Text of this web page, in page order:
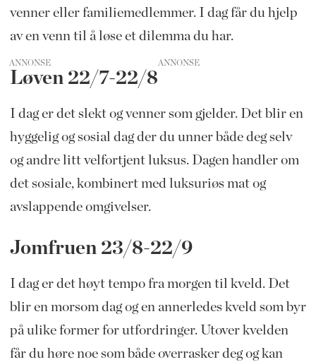
venner eller familiemedlemmer. I dag får du hjelp
av en venn til å løse et dilemma du har.
ANNONSE
Løven 22/7-22/8
I dag er det slekt og venner som gjelder. Det blir en
hyggelig og sosial dag der du unner både deg selv
og andre litt velfortjent luksus. Dagen handler om
det sosiale, kombinert med luksuriøs mat og
avslappende omgivelser.
Jomfruen 23/8-22/9
I dag er det høyt tempo fra morgen til kveld. Det
blir en morsom dag og en annerledes kveld som byr
på ulike former for utfordringer. Utover kvelden
får du høre noe som både overrasker deg og kan